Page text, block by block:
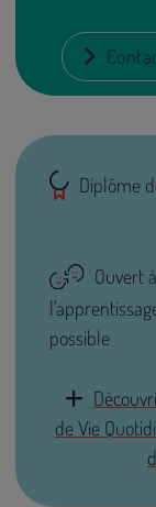
Diplôme
Ouvert à
possible
de Vie